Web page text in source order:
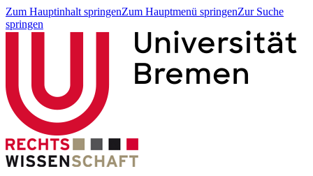
Zum Hauptinhalt springenZum Hauptmenü springenZur Suche
springen